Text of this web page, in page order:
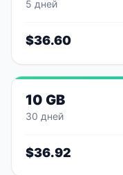
5 дней
$36.60
10 GB
30 дней
$36.92